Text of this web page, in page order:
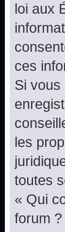
loi aux
ces
Si vous
les
toutes
« Qui
forum ?